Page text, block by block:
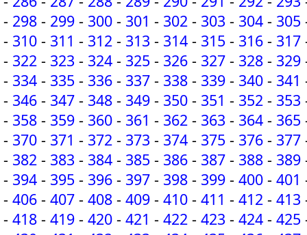
- 298 - 299 - 300 - 301 - 302 - 303 - 304 - 305
- 310 - 311 - 312 - 313 - 314 - 315 - 316 - 317
- 322 - 323 - 324 - 325 - 326 - 327 - 328 - 329
- 334 - 335 - 336 - 337 - 338 - 339 - 340 - 341
- 346 - 347 - 348 - 349 - 350 - 351 - 352 - 353
- 358 - 359 - 360 - 361 - 362 - 363 - 364 - 365
- 370 - 371 - 372 - 373 - 374 - 375 - 376 - 377
- 382 - 383 - 384 - 385 - 386 - 387 - 388 - 389
- 394 - 395 - 396 - 397 - 398 - 399 - 400 - 401
- 406 - 407 - 408 - 409 - 410 - 411 - 412 - 413
- 418 - 419 - 420 - 421 - 422 - 423 - 424 - 425